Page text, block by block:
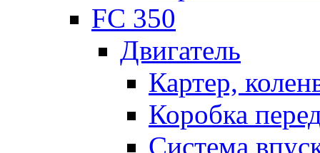
FC 350
Двигатель
Картер,
Коробка
Система